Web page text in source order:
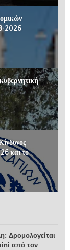
2026
και το
Δρομολογείται
από τον